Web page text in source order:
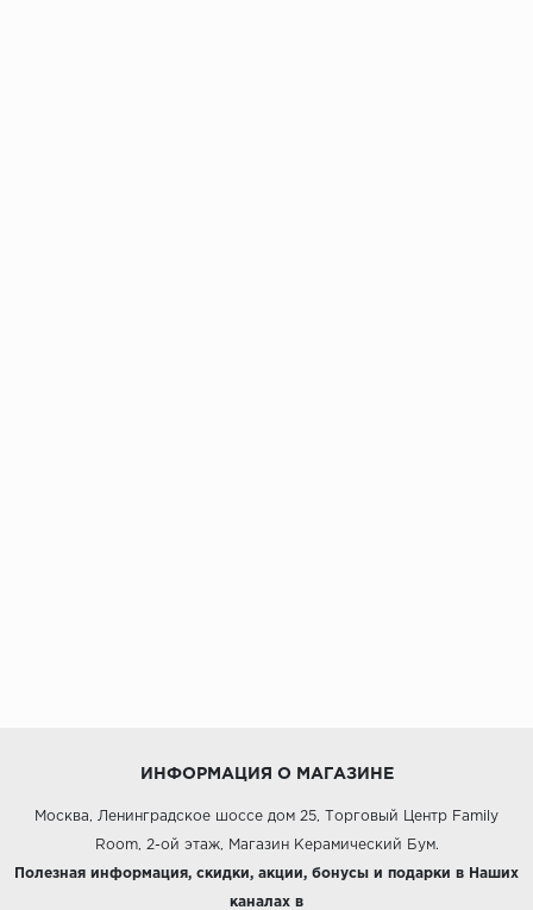
ИНФОРМАЦИЯ О МАГАЗИНЕ
Москва, Ленинградское шоссе дом 25, Торговый Центр Family
Room, 2-ой этаж, Магазин Керамический Бум.
Полезная информация, скидки, акции, бонусы и подарки в Наших
каналах в